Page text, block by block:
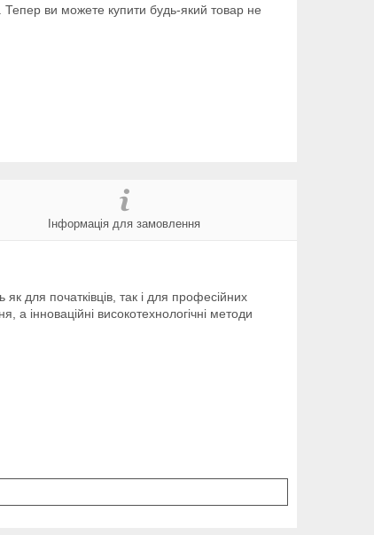
Тепер ви можете купити будь-який товар не
Інформація для замовлення
для початківців, так і для професійних
а інноваційні високотехнологічні методи